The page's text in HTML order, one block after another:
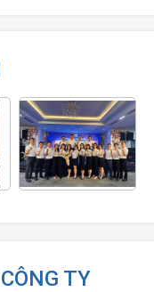
TY